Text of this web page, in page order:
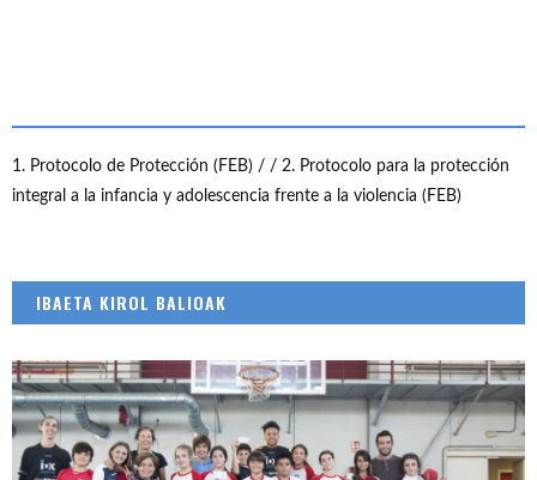
1. Protocolo de Protección (FEB) / / 2. Protocolo para la protección
integral a la infancia y adolescencia frente a la violencia (FEB)
IBAETA KIROL BALIOAK